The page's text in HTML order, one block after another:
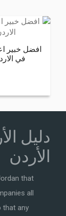
افضل خبير
في
دليل
الأردن
that
all
that any